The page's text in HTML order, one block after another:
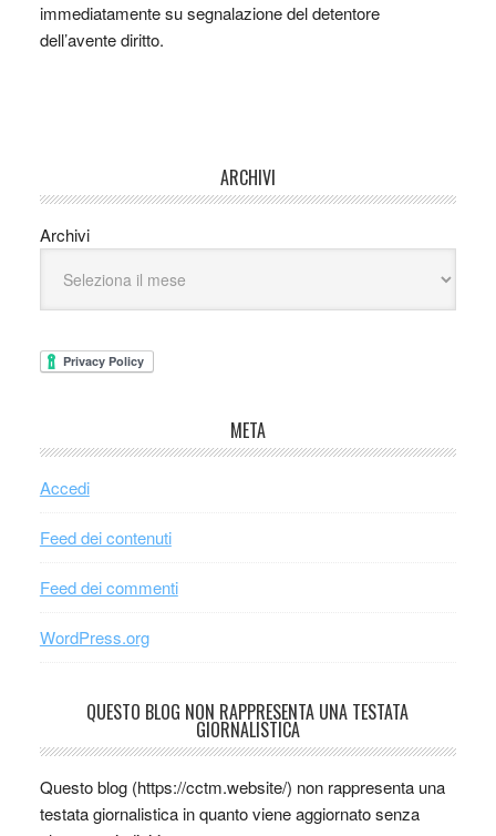
immediatamente su segnalazione del detentore
dell’avente diritto.
ARCHIVI
Archivi
META
Accedi
Feed dei contenuti
Feed dei commenti
WordPress.org
QUESTO BLOG NON RAPPRESENTA UNA TESTATA
GIORNALISTICA
Questo blog (https://cctm.website/) non rappresenta una
testata giornalistica in quanto viene aggiornato senza